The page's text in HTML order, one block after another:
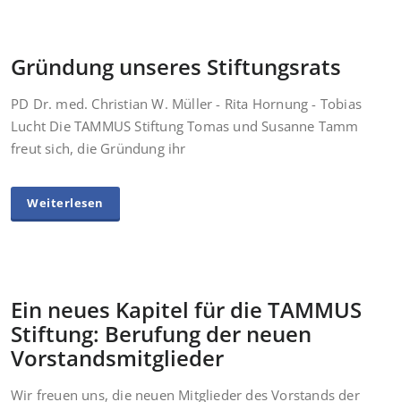
Gründung unseres Stiftungsrats
PD Dr. med. Christian W. Müller - Rita Hornung - Tobias
Lucht Die TAMMUS Stiftung Tomas und Susanne Tamm
freut sich, die Gründung ihr
Weiterlesen
Ein neues Kapitel für die TAMMUS
Stiftung: Berufung der neuen
Vorstandsmitglieder
Wir freuen uns, die neuen Mitglieder des Vorstands der